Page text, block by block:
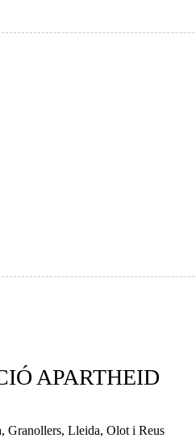
APARTHEID
Granollers, Lleida, Olot i Reus